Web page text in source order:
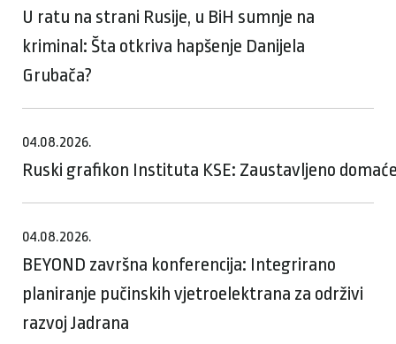
U ratu na strani Rusije, u BiH sumnje na
kriminal: Šta otkriva hapšenje Danijela
Grubača?
04.08.2026.
Ruski grafikon Instituta KSE: Zaustavljeno
04.08.2026.
BEYOND završna konferencija: Integrirano
planiranje pučinskih vjetroelektrana za održivi
razvoj Jadrana